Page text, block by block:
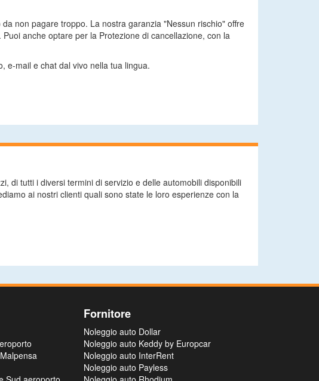
non pagare troppo. La nostra garanzia "Nessun rischio" offre
anche optare per la Protezione di cancellazione, con la
e-mail e chat dal vivo nella tua lingua.
di tutti i diversi termini di servizio e delle automobili disponibili
ai nostri clienti quali sono state le loro esperienze con la
Fornitore
Noleggio auto Dollar
Noleggio auto Keddy by Europcar
Noleggio auto InterRent
Noleggio auto Payless